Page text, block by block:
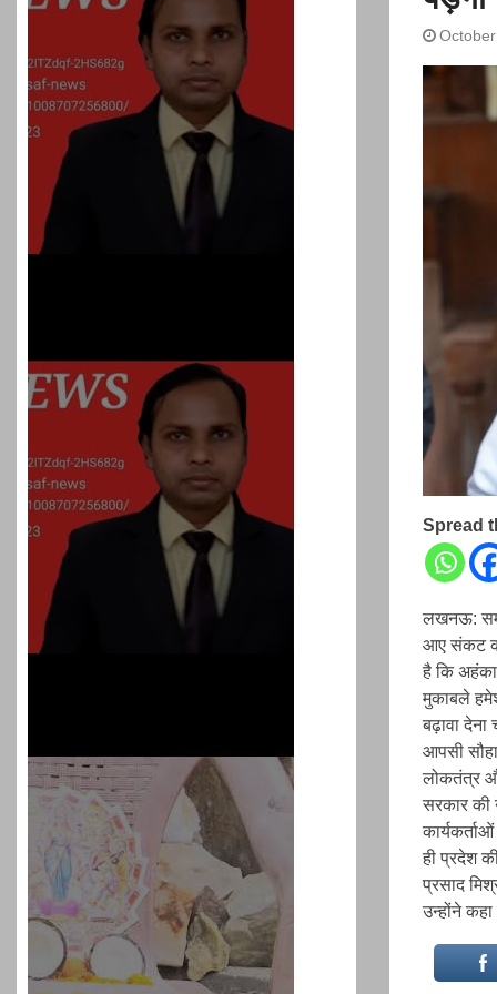
प्रशांत किशोर को नहीं
रहेगा जेल में भी, नहीं भरेंगे बेल
Spread
लखनऊ:
आए संकट
है कि
मुकाबले
बढ़ावा
आपसी
लोकतंत्र
सरकार की
ही प्रदेश
प्रसाद
उन्होंने